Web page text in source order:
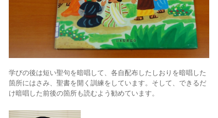
学びの後は短い聖句を暗唱して、各自配布したしおりを暗唱した
箇所にはさみ、聖書を開く訓練をしています。そして、できるだ
け暗唱した前後の箇所も読むよう勧めています。